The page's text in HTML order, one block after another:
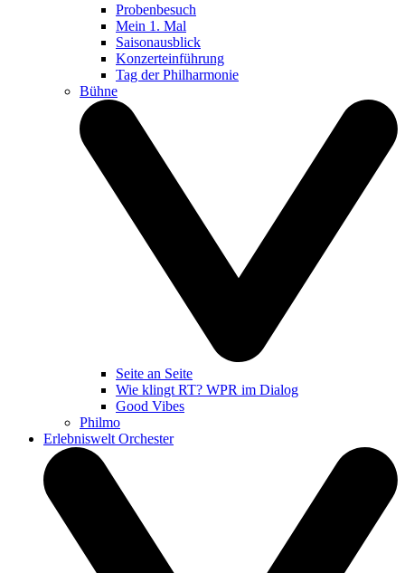
Probenbesuch
Mein 1. Mal
Saisonausblick
Konzerteinführung
Tag der Philharmonie
Bühne
Seite an Seite
Wie klingt RT? WPR im Dialog
Good Vibes
Philmo
Erlebniswelt Orchester